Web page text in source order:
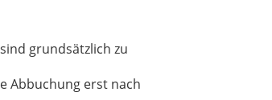
grundsätzlich zu
Abbuchung erst nach